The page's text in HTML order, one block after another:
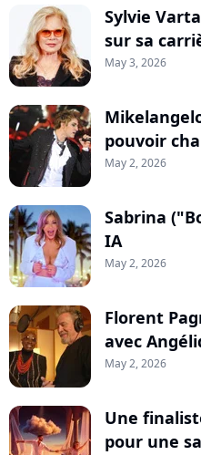
Sylvie
sur sa
May 3, 2026
pouvoir
May 2, 2026
Sabrina
IA
May 2, 2026
Florent
avec
May 2, 2026
Une
pour une